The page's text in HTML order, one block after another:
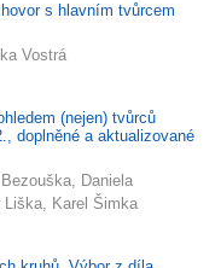
s hlavním tvůrcem
Vostrá
(nejen) tvůrců
doplněné a aktualizované
Daniela
Liška, Karel Šimka